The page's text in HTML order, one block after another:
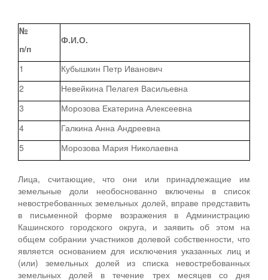
№
п/п
Ф.И.О.
1
Кубышкин Петр Иванович
2
Невейкина Пелагея Васильевна
3
Морозова Екатерина Алексеевна
4
Галкина Анна Андреевна
5
Морозова Мария Николаевна
Лица, считающие, что они или принадлежащие им
земельные доли необоснованно включены в список
невостребованных земельных долей, вправе представить
в письменной форме возражения в Администрацию
Кашинского городского округа, и заявить об этом на
общем собрании участников долевой собственности, что
является основанием для исключения указанных лиц и
(или) земельных долей из списка невостребованных
земельных долей в течение трех месяцев со дня